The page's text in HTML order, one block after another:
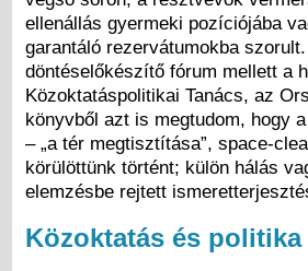
ellenállás gyermeki pozíciójába
garantáló rezervátumokba
döntéselőkészítő fórum mellett a
Közoktatáspolitikai Tanács, az
könyvből azt is megtudom, hogy
– „a tér megtisztítása”, space-
körülöttünk történt; külön hálás
elemzésbe rejtett
Közoktatás és politika